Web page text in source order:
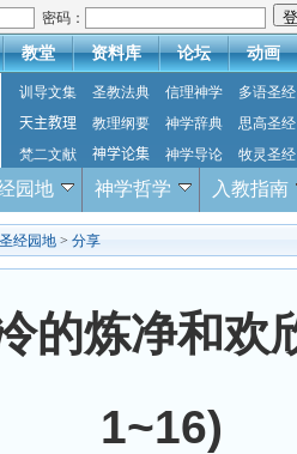
密码：
教堂 资料库 论坛 动画
训导文集 圣教法典 信理神学
多语圣经
天主教理
教理纲要 神学辞典
思高圣经
梵二文献
神学论集 神学导论 牧灵圣经
园地 神学哲学 入教指南
圣经园地 > 分享
的炼净和欢
1~16)